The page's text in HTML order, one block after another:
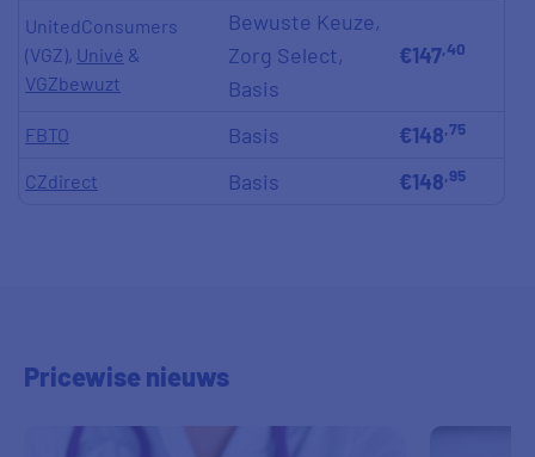
UnitedConsumers
(VGZ), Univé &
VGZbewuzt
Bewuste Keuze,
Zorg Select,
Basis
€147,40
FBTO Basis €148,75
CZdirect Basis €148,95
Pricewise nieuws